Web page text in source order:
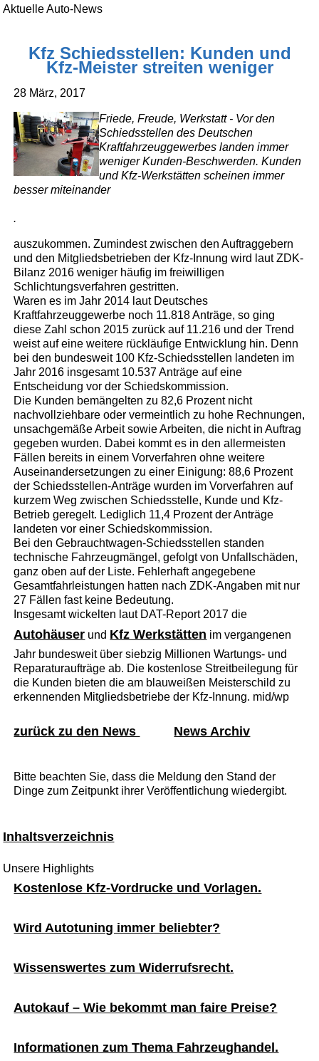
Aktuelle Auto-News
Kfz Schiedsstellen: Kunden und
Kfz-Meister streiten weniger
28 März, 2017
Friede, Freude, Werkstatt - Vor den
Schiedsstellen des Deutschen
Kraftfahrzeuggewerbes landen immer
weniger Kunden-Beschwerden. Kunden
und Kfz-Werkstätten scheinen immer
besser miteinander
.
auszukommen. Zumindest zwischen den Auftraggebern
und den Mitgliedsbetrieben der Kfz-Innung wird laut ZDK-
Bilanz 2016 weniger häufig im freiwilligen
Schlichtungsverfahren gestritten.
Waren es im Jahr 2014 laut Deutsches
Kraftfahrzeuggewerbe noch 11.818 Anträge, so ging
diese Zahl schon 2015 zurück auf 11.216 und der Trend
weist auf eine weitere rückläufige Entwicklung hin. Denn
bei den bundesweit 100 Kfz-Schiedsstellen landeten im
Jahr 2016 insgesamt 10.537 Anträge auf eine
Entscheidung vor der Schiedskommission.
Die Kunden bemängelten zu 82,6 Prozent nicht
nachvollziehbare oder vermeintlich zu hohe Rechnungen,
unsachgemäße Arbeit sowie Arbeiten, die nicht in Auftrag
gegeben wurden. Dabei kommt es in den allermeisten
Fällen bereits in einem Vorverfahren ohne weitere
Auseinandersetzungen zu einer Einigung: 88,6 Prozent
der Schiedsstellen-Anträge wurden im Vorverfahren auf
kurzem Weg zwischen Schiedsstelle, Kunde und Kfz-
Betrieb geregelt. Lediglich 11,4 Prozent der Anträge
landeten vor einer Schiedskommission.
Bei den Gebrauchtwagen-Schiedsstellen standen
technische Fahrzeugmängel, gefolgt von Unfallschäden,
ganz oben auf der Liste. Fehlerhaft angegebene
Gesamtfahrleistungen hatten nach ZDK-Angaben mit nur
27 Fällen fast keine Bedeutung.
Insgesamt wickelten laut DAT-Report 2017 die
Autohäuser und Kfz Werkstätten im vergangenen
Jahr bundesweit über siebzig Millionen Wartungs- und
Reparaturaufträge ab. Die kostenlose Streitbeilegung für
die Kunden bieten die am blauweißen Meisterschild zu
erkennenden Mitgliedsbetriebe der Kfz-Innung. mid/wp
zurück zu den News News Archiv
Bitte beachten Sie, dass die Meldung den Stand der
Dinge zum Zeitpunkt ihrer Veröffentlichung wiedergibt.
Inhaltsverzeichnis
Unsere Highlights
Kostenlose Kfz-Vordrucke und Vorlagen.
Wird Autotuning immer beliebter?
Wissenswertes zum Widerrufsrecht.
Autokauf – Wie bekommt man faire Preise?
Informationen zum Thema Fahrzeughandel.